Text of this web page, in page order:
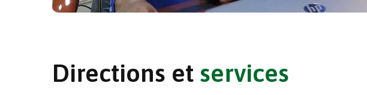
Directions et services